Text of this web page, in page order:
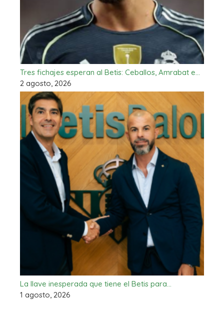
Tres fichajes esperan al Betis: Ceballos, Amrabat e…
2 agosto, 2026
La llave inesperada que tiene el Betis para…
1 agosto, 2026